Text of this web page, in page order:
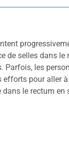
de selles dans
les
pour aller
le rectum